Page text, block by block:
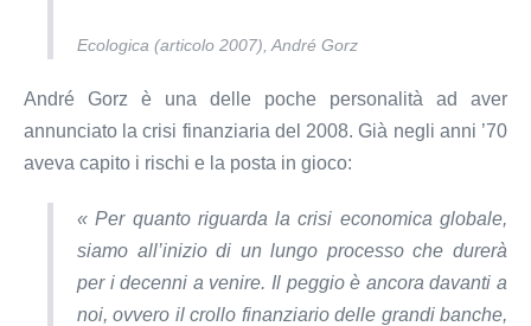
Ecologica (articolo 2007), André Gorz
André Gorz è una delle poche personalità ad aver
annunciato la crisi finanziaria del 2008. Già negli anni ’70
aveva capito i rischi e la posta in gioco:
« Per quanto riguarda la crisi economica globale,
siamo all’inizio di un lungo processo che durerà
per i decenni a venire. Il peggio è ancora davanti a
noi, ovvero il crollo finanziario delle grandi banche,